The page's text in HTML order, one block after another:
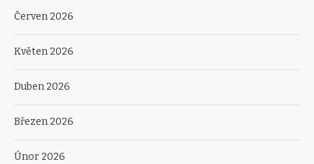
Červen 2026
Květen 2026
Duben 2026
Březen 2026
Únor 2026